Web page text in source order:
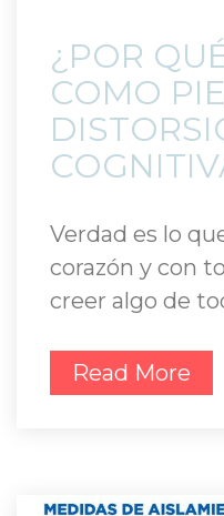
¿POR
COMO
Verdad es lo
corazón y con
creer algo de
Read More